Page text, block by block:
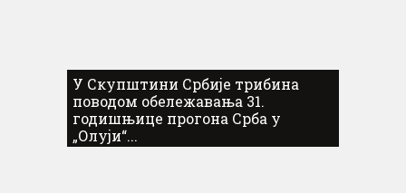
У Скупштини Србије трибина
поводом обележавања 31.
годишњице прогона Срба у
„Олуји“...